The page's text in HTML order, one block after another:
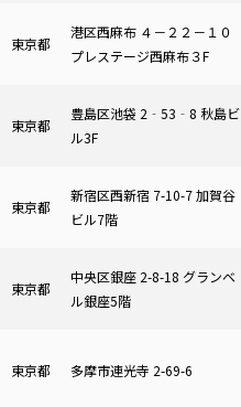
東京都
港区西麻布 ４－２２－１０
プレステージ西麻布３F
東京都
豊島区池袋 2‐53‐8 秋島ビ
ル3F
東京都
新宿区西新宿 7-10-7 加賀谷
ビル7階
東京都
中央区銀座 2-8-18 グランベ
ル銀座5階
東京都 多摩市連光寺 2-69-6